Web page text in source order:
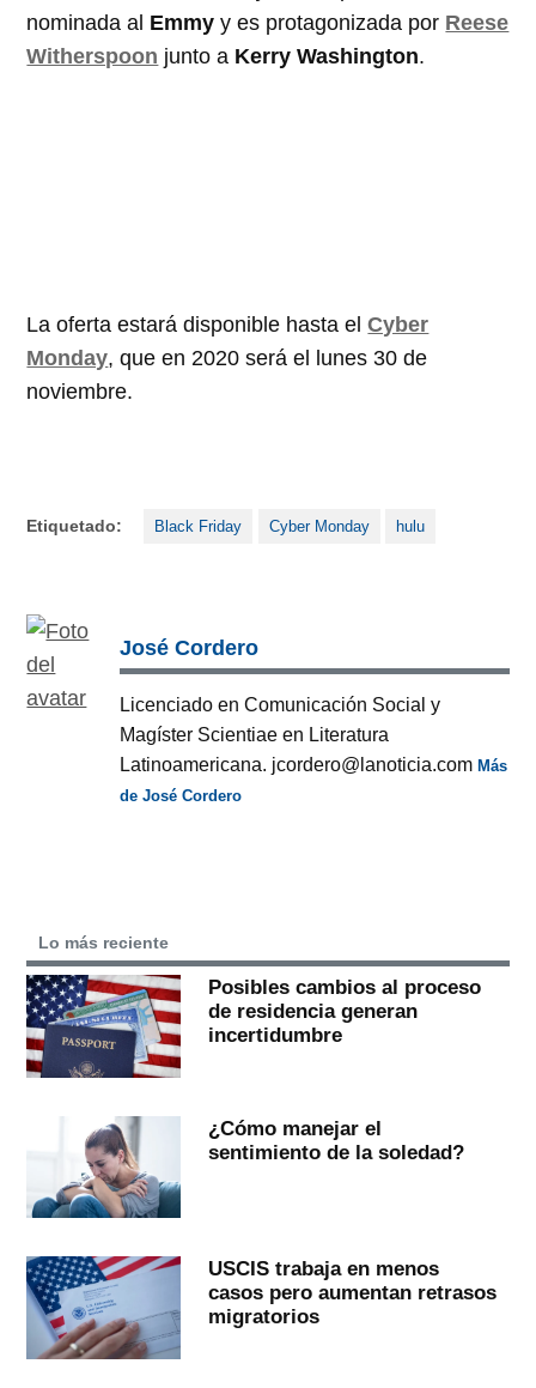
nominada al Emmy y es protagonizada por Reese
Witherspoon junto a Kerry Washington.
La oferta estará disponible hasta elCyber
Monday, que en 2020 será el lunes 30 de
noviembre.
Etiquetado: Black Friday Cyber Monday hulu
José Cordero
Licenciado en Comunicación Social y
Magíster Scientiae en Literatura
Latinoamericana. jcordero@lanoticia.comMás
de José Cordero
Lo más reciente
Posibles cambios al proceso
de residencia generan
incertidumbre
¿Cómo manejar el
sentimiento de la soledad?
USCIS trabaja en menos
casos pero aumentan retrasos
migratorios